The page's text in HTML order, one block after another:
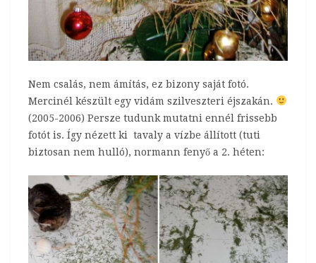
Nem csalás, nem ámítás, ez bizony saját fotó.
Mercinél készült egy vidám szilveszteri éjszakán.
(2005-2006) Persze tudunk mutatni ennél frissebb
fotót is. Így nézett ki tavaly a vízbe állított (tuti
biztosan nem hulló), normann fenyő a 2. héten: